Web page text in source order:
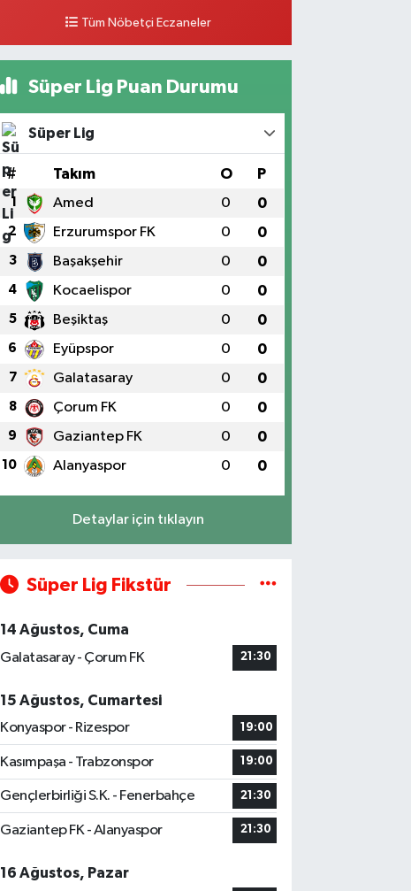
Tüm Nöbetçi Eczaneler
Süper Lig Puan Durumu
Süper Lig
# Takım O P
1 Amed 0 0
2 Erzurumspor FK 0 0
3 Başakşehir 0 0
4 Kocaelispor 0 0
5 Beşiktaş 0 0
6 Eyüpspor 0 0
7 Galatasaray 0 0
8 Çorum FK 0 0
9 Gaziantep FK 0 0
10 Alanyaspor 0 0
Detaylar için tıklayın
Süper Lig Fikstür
14 Ağustos, Cuma
Galatasaray - Çorum FK
21:30
15 Ağustos, Cumartesi
Konyaspor - Rizespor
19:00
Kasımpaşa - Trabzonspor 19:00
Gençlerbirliği S.K. - Fenerbahçe 21:30
Gaziantep FK - Alanyaspor 21:30
16 Ağustos, Pazar